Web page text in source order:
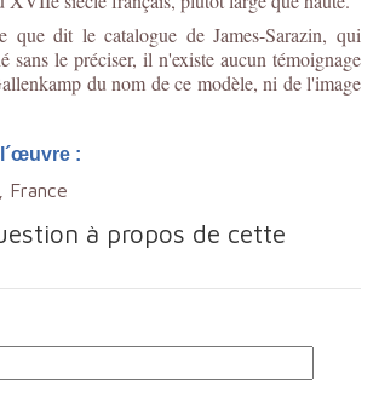
que dit le catalogue de James-Sarazin, qui
sans le préciser, il n'existe aucun témoignage
du nom de ce modèle, ni de l'image
:
France
à propos de cette